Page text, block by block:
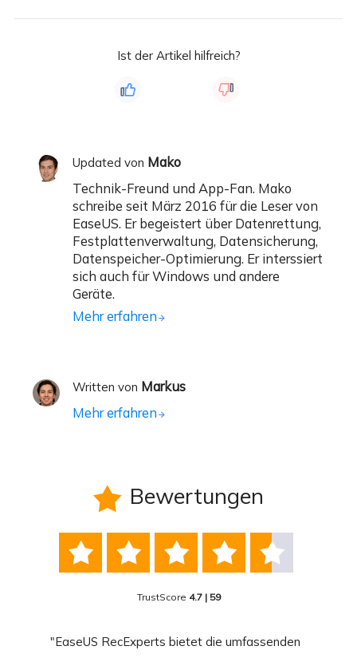
Ist der Artikel hilfreich?
Updated von Mako
Technik-Freund und App-Fan. Mako
schreibe seit März 2016 für die Leser von
EaseUS. Er begeistert über Datenrettung,
Festplattenverwaltung, Datensicherung,
Datenspeicher-Optimierung. Er interssiert
sich auch für Windows und andere
Geräte.
Mehr erfahren
Written von Markus
Mehr erfahren
 Bewertungen
    
TrustScore 4.7 | 59
"EaseUS RecExperts bietet die umfassenden